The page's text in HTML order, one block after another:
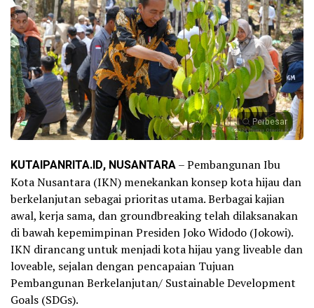
Perbesar
KUTAIPANRITA.ID, NUSANTARA– Pembangunan Ibu
Kota Nusantara (IKN) menekankan konsep kota hijau dan
berkelanjutan sebagai prioritas utama. Berbagai kajian
awal, kerja sama, dan groundbreaking telah dilaksanakan
di bawah kepemimpinan Presiden Joko Widodo (Jokowi).
IKN dirancang untuk menjadi kota hijau yang liveable dan
loveable, sejalan dengan pencapaian Tujuan
Pembangunan Berkelanjutan/ Sustainable Development
Goals (SDGs).